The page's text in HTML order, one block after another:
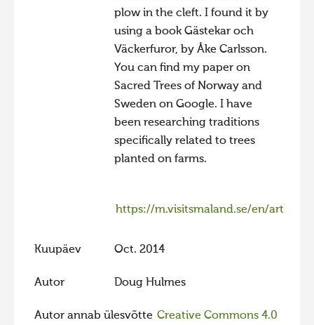
plow in the cleft. I found it by
using a book Gästekar och
Väckerfuror, by Åke Carlsson.
You can find my paper on
Sacred Trees of Norway and
Sweden on Google. I have
been researching traditions
specifically related to trees
planted on farms.
https://m.visitsmaland.se/en/artikel/
Kuupäev Oct. 2014
Autor Doug Hulmes
Autor annab ülesvõtte Creative Commons 4.0